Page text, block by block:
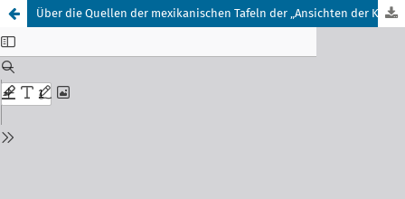
Über die Quellen der mexikanischen Tafeln der „Ansichten der Kordilleren“ im Nachlass Alexander von Humboldts